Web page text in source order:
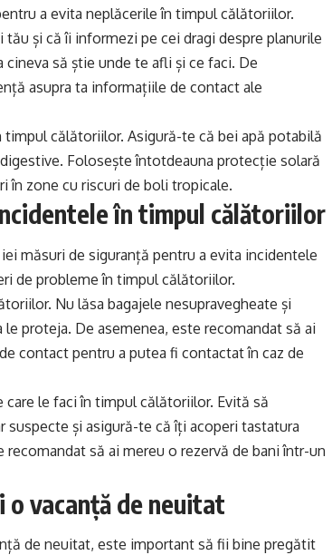
a evita neplăcerile în timpul călătoriilor.
și că îi informezi pe cei dragi despre planurile
să știe unde te afli și ce faci. De
asupra ta informațiile de contact ale
călătoriilor. Asigură-te că bei apă potabilă
Folosește întotdeauna protecție solară
în zone cu riscuri de boli tropicale.
în timpul călătoriilor
măsuri de siguranță pentru a evita incidentele
de probleme în timpul călătoriilor.
Nu lăsa bagajele nesupravegheate și
proteja. De asemenea, este recomandat să ai
contact pentru a putea fi contactat în caz de
le faci în timpul călătoriilor. Evită să
și asigură-te că îți acoperi tastatura
să ai mereu o rezervă de bani într-un
o vacanță de neuitat
de neuitat, este important să fii bine pregătit